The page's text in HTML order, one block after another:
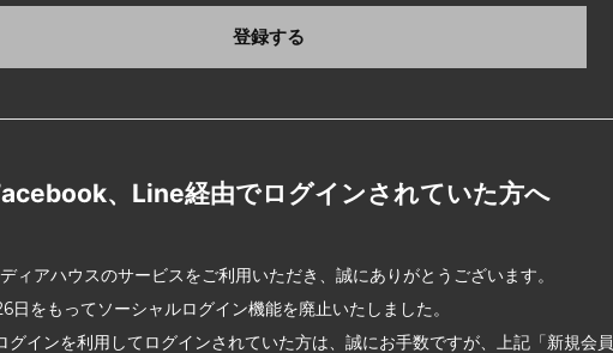
登録する
、Line経由でログインされていた方へ
ィアハウスのサービスをご利用いただき、誠にありがとうございます。
日をもってソーシャルログイン機能を廃止いたしました。
グインを利用してログインされていた方は、誠にお手数ですが、上記「新規会員